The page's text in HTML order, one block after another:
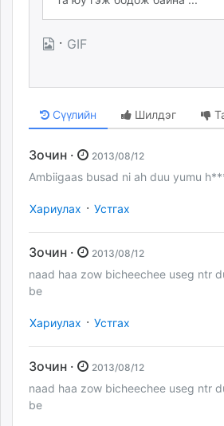
· GIF
Сүүлийн Шилдэг
Зочин · 2013/08/12
Ambiigaas busad ni ah duu yumu
Хариулах · Устгах
Зочин · 2013/08/12
naad haa zow bicheechee useg ntr
be
Хариулах · Устгах
Зочин · 2013/08/12
naad haa zow bicheechee useg ntr
be